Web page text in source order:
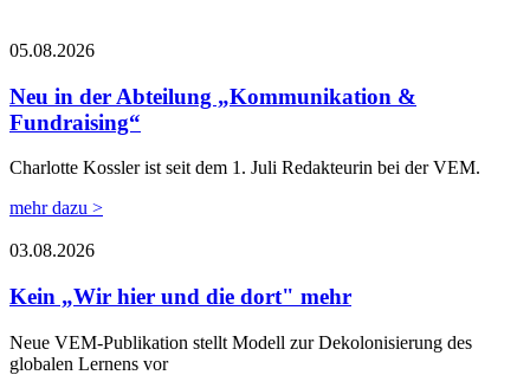
05.08.2026
Neu in der Abteilung „Kommunikation &
Fundraising“
Charlotte Kossler ist seit dem 1. Juli Redakteurin bei der VEM.
mehr dazu >
03.08.2026
Kein „Wir hier und die dort" mehr
Neue VEM-Publikation stellt Modell zur Dekolonisierung des
globalen Lernens vor